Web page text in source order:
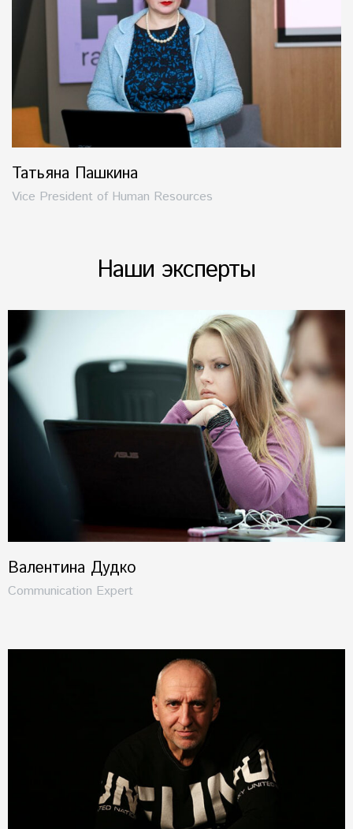
Татьяна Пашкина
Vice President of Human Resources
Наши эксперты
Валентина Дудко
Communication Expert